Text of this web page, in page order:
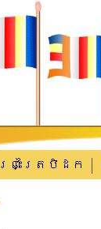
ព្រះត្រៃបិដក